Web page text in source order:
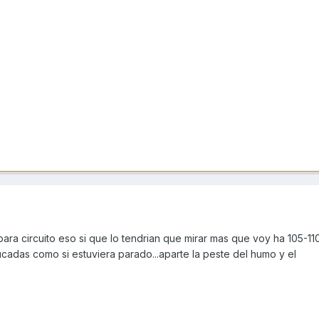
circuito eso si que lo tendrian que mirar mas que voy ha 105-
como si estuviera parado...aparte la peste del humo y el